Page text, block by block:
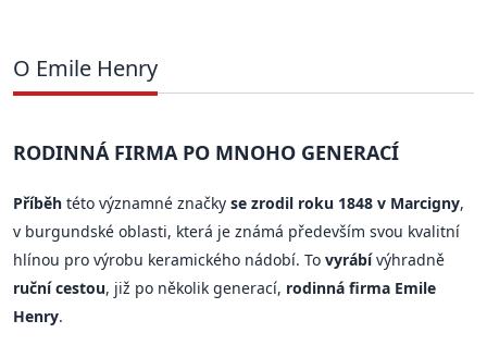
O Emile Henry
RODINNÁ FIRMA PO MNOHO GENERACÍ
Příběh této významné značky se zrodil roku 1848 v Marcigny,
v burgundské oblasti, která je známá především svou kvalitní
hlínou pro výrobu keramického nádobí. To vyrábívýhradně
ruční cestou, již po několik generací, rodinná firma Emile
Henry.